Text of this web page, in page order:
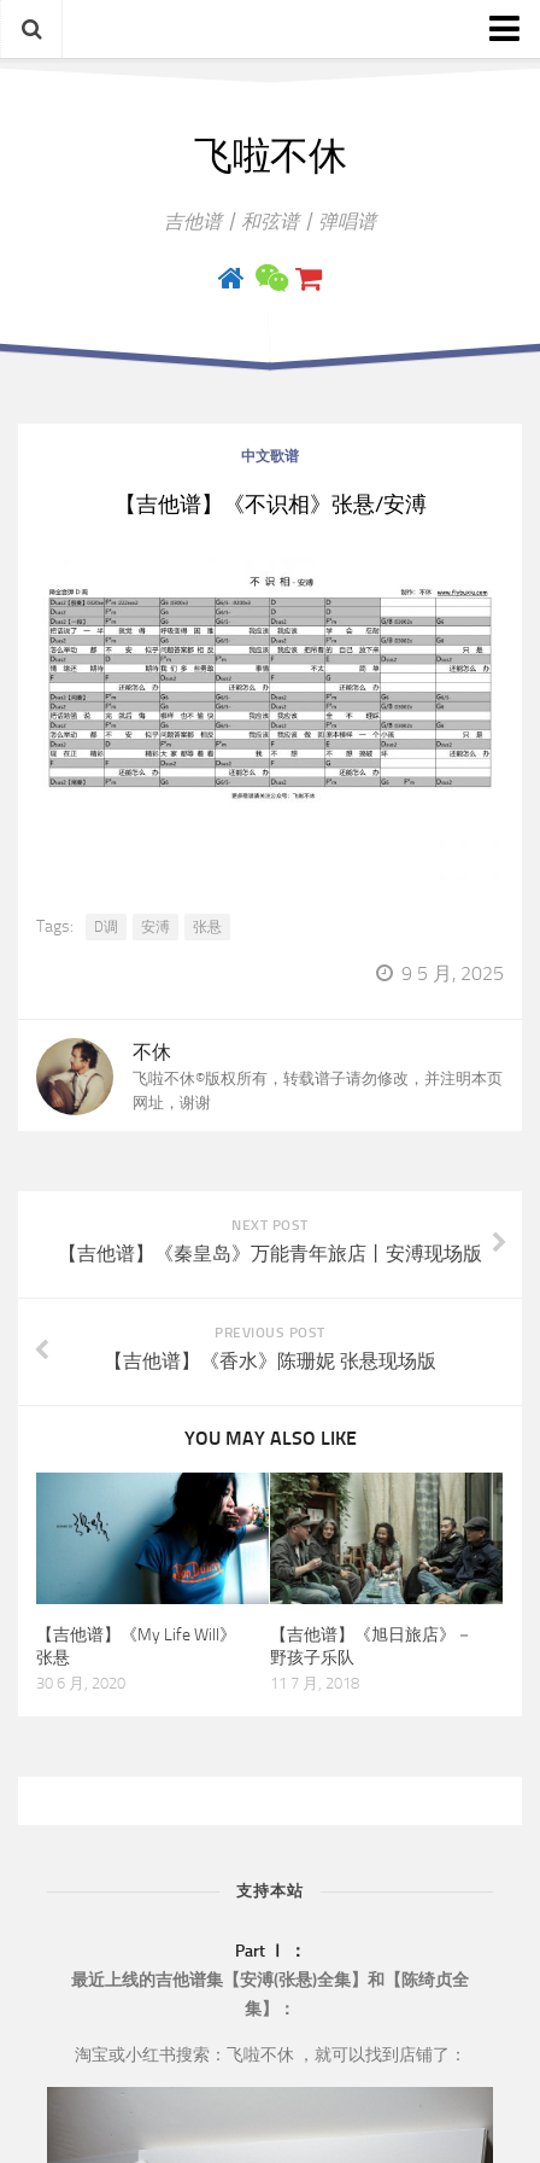
飞啦不休
吉他谱丨和弦谱丨弹唱谱
中文歌谱
【吉他谱】《不识相》张悬/安溥
Tags: D调 安溥 张悬
9 5 月, 2025
不休
飞啦不休©版权所有，转载谱子请勿修改，并注明本页
网址，谢谢
NEXT POST
【吉他谱】《秦皇岛》万能青年旅店丨安溥现场版
PREVIOUS POST
【吉他谱】《香水》陈珊妮 张悬现场版
YOU MAY ALSO LIKE
【吉他谱】《My Life Will》
张悬
30 6 月, 2020
【吉他谱】《旭日旅店》－
野孩子乐队
11 7 月, 2018
支持本站
Part Ⅰ ：
最近上线的吉他谱集【安溥(张悬)全集】和【陈绮贞全
集】：
淘宝或小红书搜索：飞啦不休 ，就可以找到店铺了：